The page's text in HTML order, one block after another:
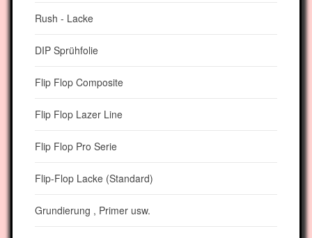
Rush - Lacke
DIP Sprühfolie
Flip Flop Composite
Flip Flop Lazer Line
Flip Flop Pro Serie
Flip-Flop Lacke (Standard)
Grundierung , Primer usw.